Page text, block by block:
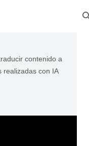
contenido a
realizadas con IA